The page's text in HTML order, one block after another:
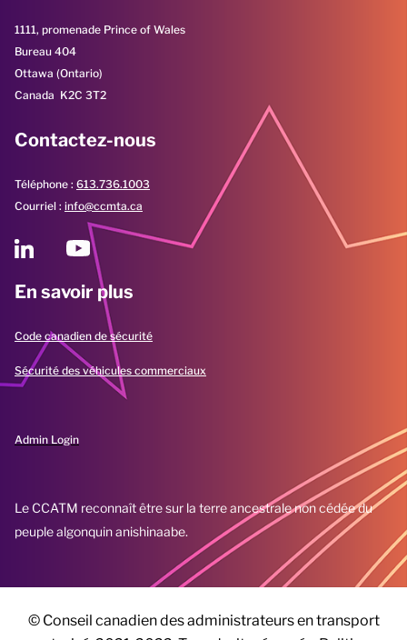
1111, promenade Prince of Wales
Bureau 404
Ottawa (Ontario)
Canada K2C 3T2
Contactez-nous
Téléphone : 613.736.1003
Courriel : info@ccmta.ca
En savoir plus
Code canadien de sécurité
Sécurité des véhicules commerciaux
Admin Login
Le CCATM reconnaît être sur la terre ancestrale non cédée du
peuple algonquin anishinaabe.
© Conseil canadien des administrateurs en transport